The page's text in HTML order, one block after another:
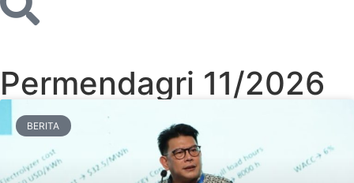
Permendagri 11/2026
BERITA